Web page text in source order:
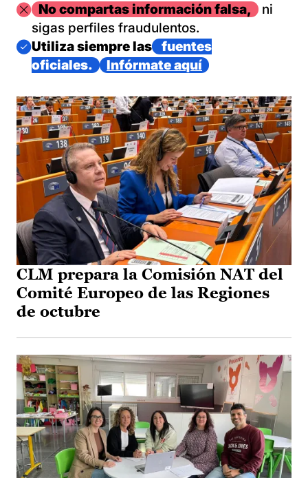
ImagenNo compartas información falsa,
ni
sigas perfiles fraudulentos.
Imagen
Utiliza siempre las
fuentes
oficiales.
Infórmate aquí
CLM prepara la Comisión NAT del
Comité Europeo de las Regiones
de octubre